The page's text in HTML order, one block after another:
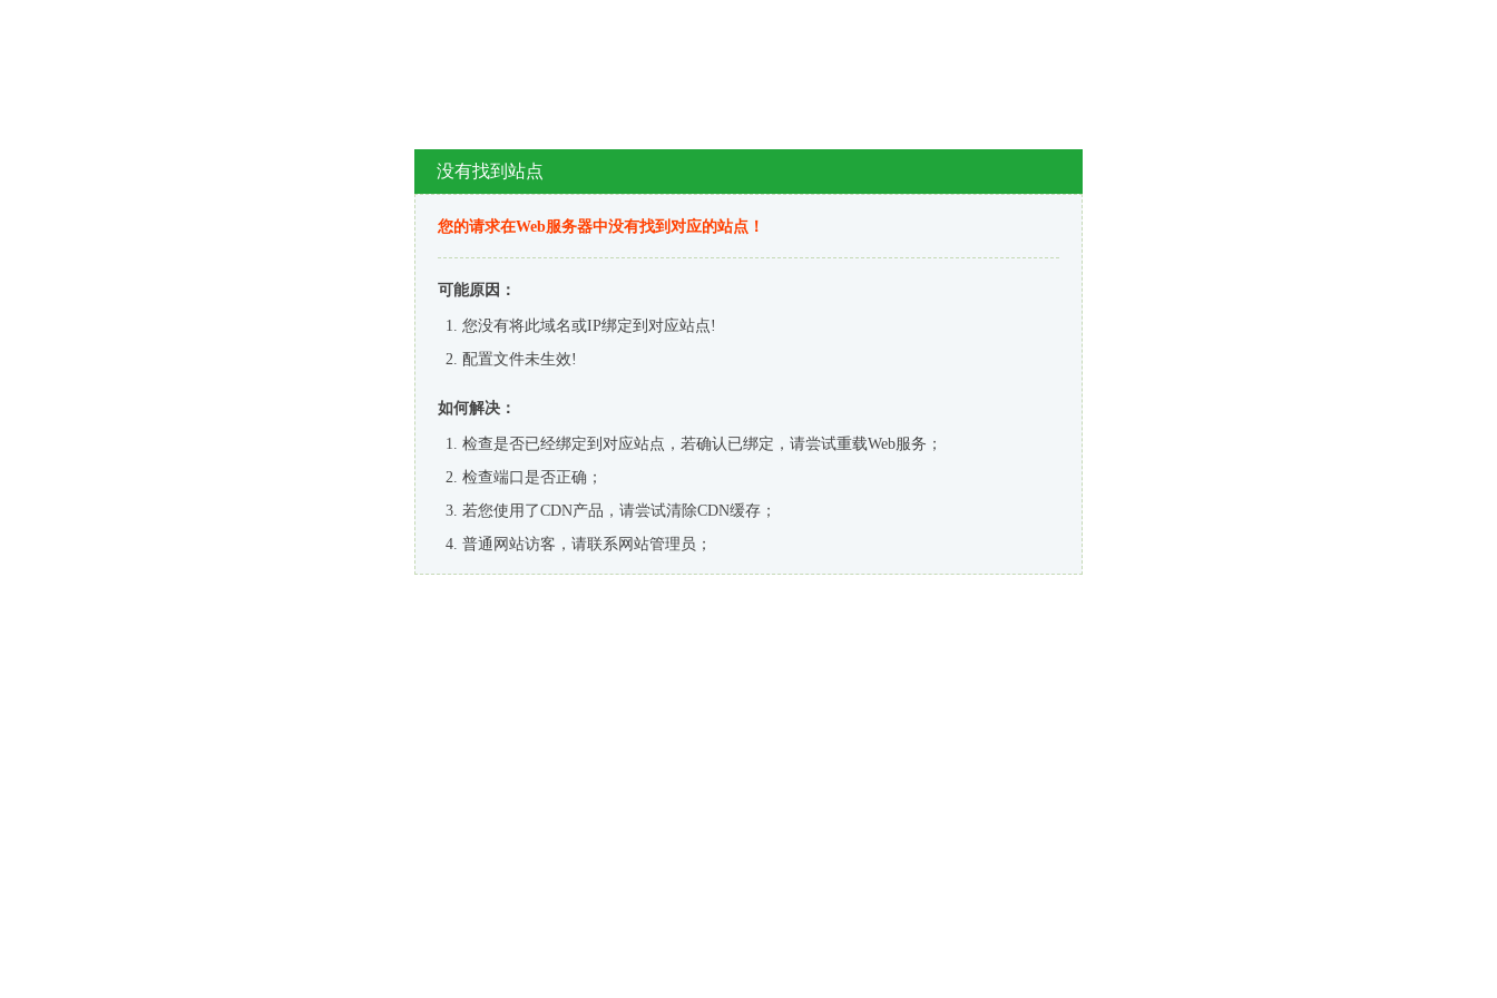
没有找到站点
您的请求在Web服务器中没有找到对应的站点！
可能原因：
您没有将此域名或IP绑定到对应站点!
配置文件未生效!
如何解决：
检查是否已经绑定到对应站点，若确认已绑定，请尝试重载Web服务；
检查端口是否正确；
若您使用了CDN产品，请尝试清除CDN缓存；
普通网站访客，请联系网站管理员；